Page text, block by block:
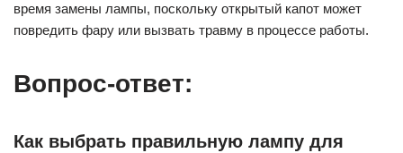
время замены лампы, поскольку открытый капот может
повредить фару или вызвать травму в процессе работы.
Вопрос-ответ:
Как выбрать правильную лампу для